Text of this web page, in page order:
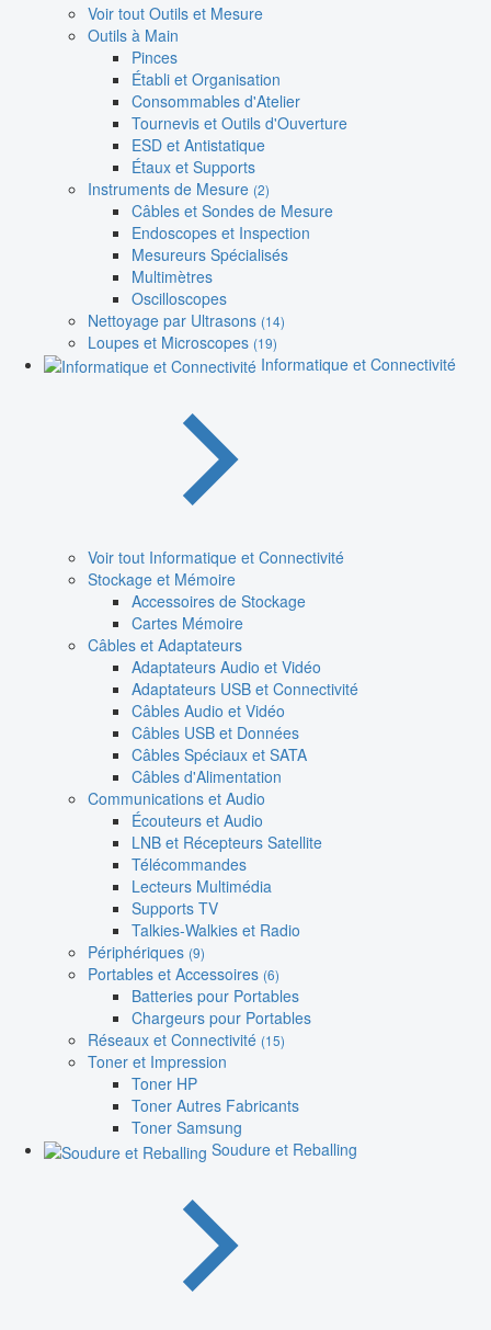
Voir tout Outils et Mesure
Outils à Main
Pinces
Établi et Organisation
Consommables d'Atelier
Tournevis et Outils d'Ouverture
ESD et Antistatique
Étaux et Supports
Instruments de Mesure (2)
Câbles et Sondes de Mesure
Endoscopes et Inspection
Mesureurs Spécialisés
Multimètres
Oscilloscopes
Nettoyage par Ultrasons (14)
Loupes et Microscopes (19)
Informatique et Connectivité
Voir tout Informatique et Connectivité
Stockage et Mémoire
Accessoires de Stockage
Cartes Mémoire
Câbles et Adaptateurs
Adaptateurs Audio et Vidéo
Adaptateurs USB et Connectivité
Câbles Audio et Vidéo
Câbles USB et Données
Câbles Spéciaux et SATA
Câbles d'Alimentation
Communications et Audio
Écouteurs et Audio
LNB et Récepteurs Satellite
Télécommandes
Lecteurs Multimédia
Supports TV
Talkies-Walkies et Radio
Périphériques (9)
Portables et Accessoires (6)
Batteries pour Portables
Chargeurs pour Portables
Réseaux et Connectivité (15)
Toner et Impression
Toner HP
Toner Autres Fabricants
Toner Samsung
Soudure et Reballing